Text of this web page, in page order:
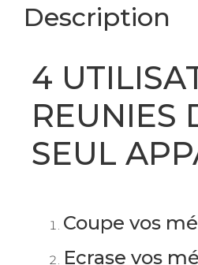
Description
4
REUNIES
SEUL
Coupe vos
Ecrase vos